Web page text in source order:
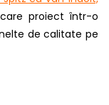
proiect într-o
de calitate pe